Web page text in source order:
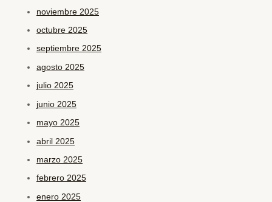
noviembre 2025
octubre 2025
septiembre 2025
agosto 2025
julio 2025
junio 2025
mayo 2025
abril 2025
marzo 2025
febrero 2025
enero 2025